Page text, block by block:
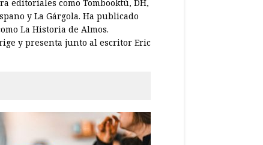
editoriales como Tombooktú, DH,
y La Gárgola. Ha publicado
La Historia de Almos.
y presenta junto al escritor Eric